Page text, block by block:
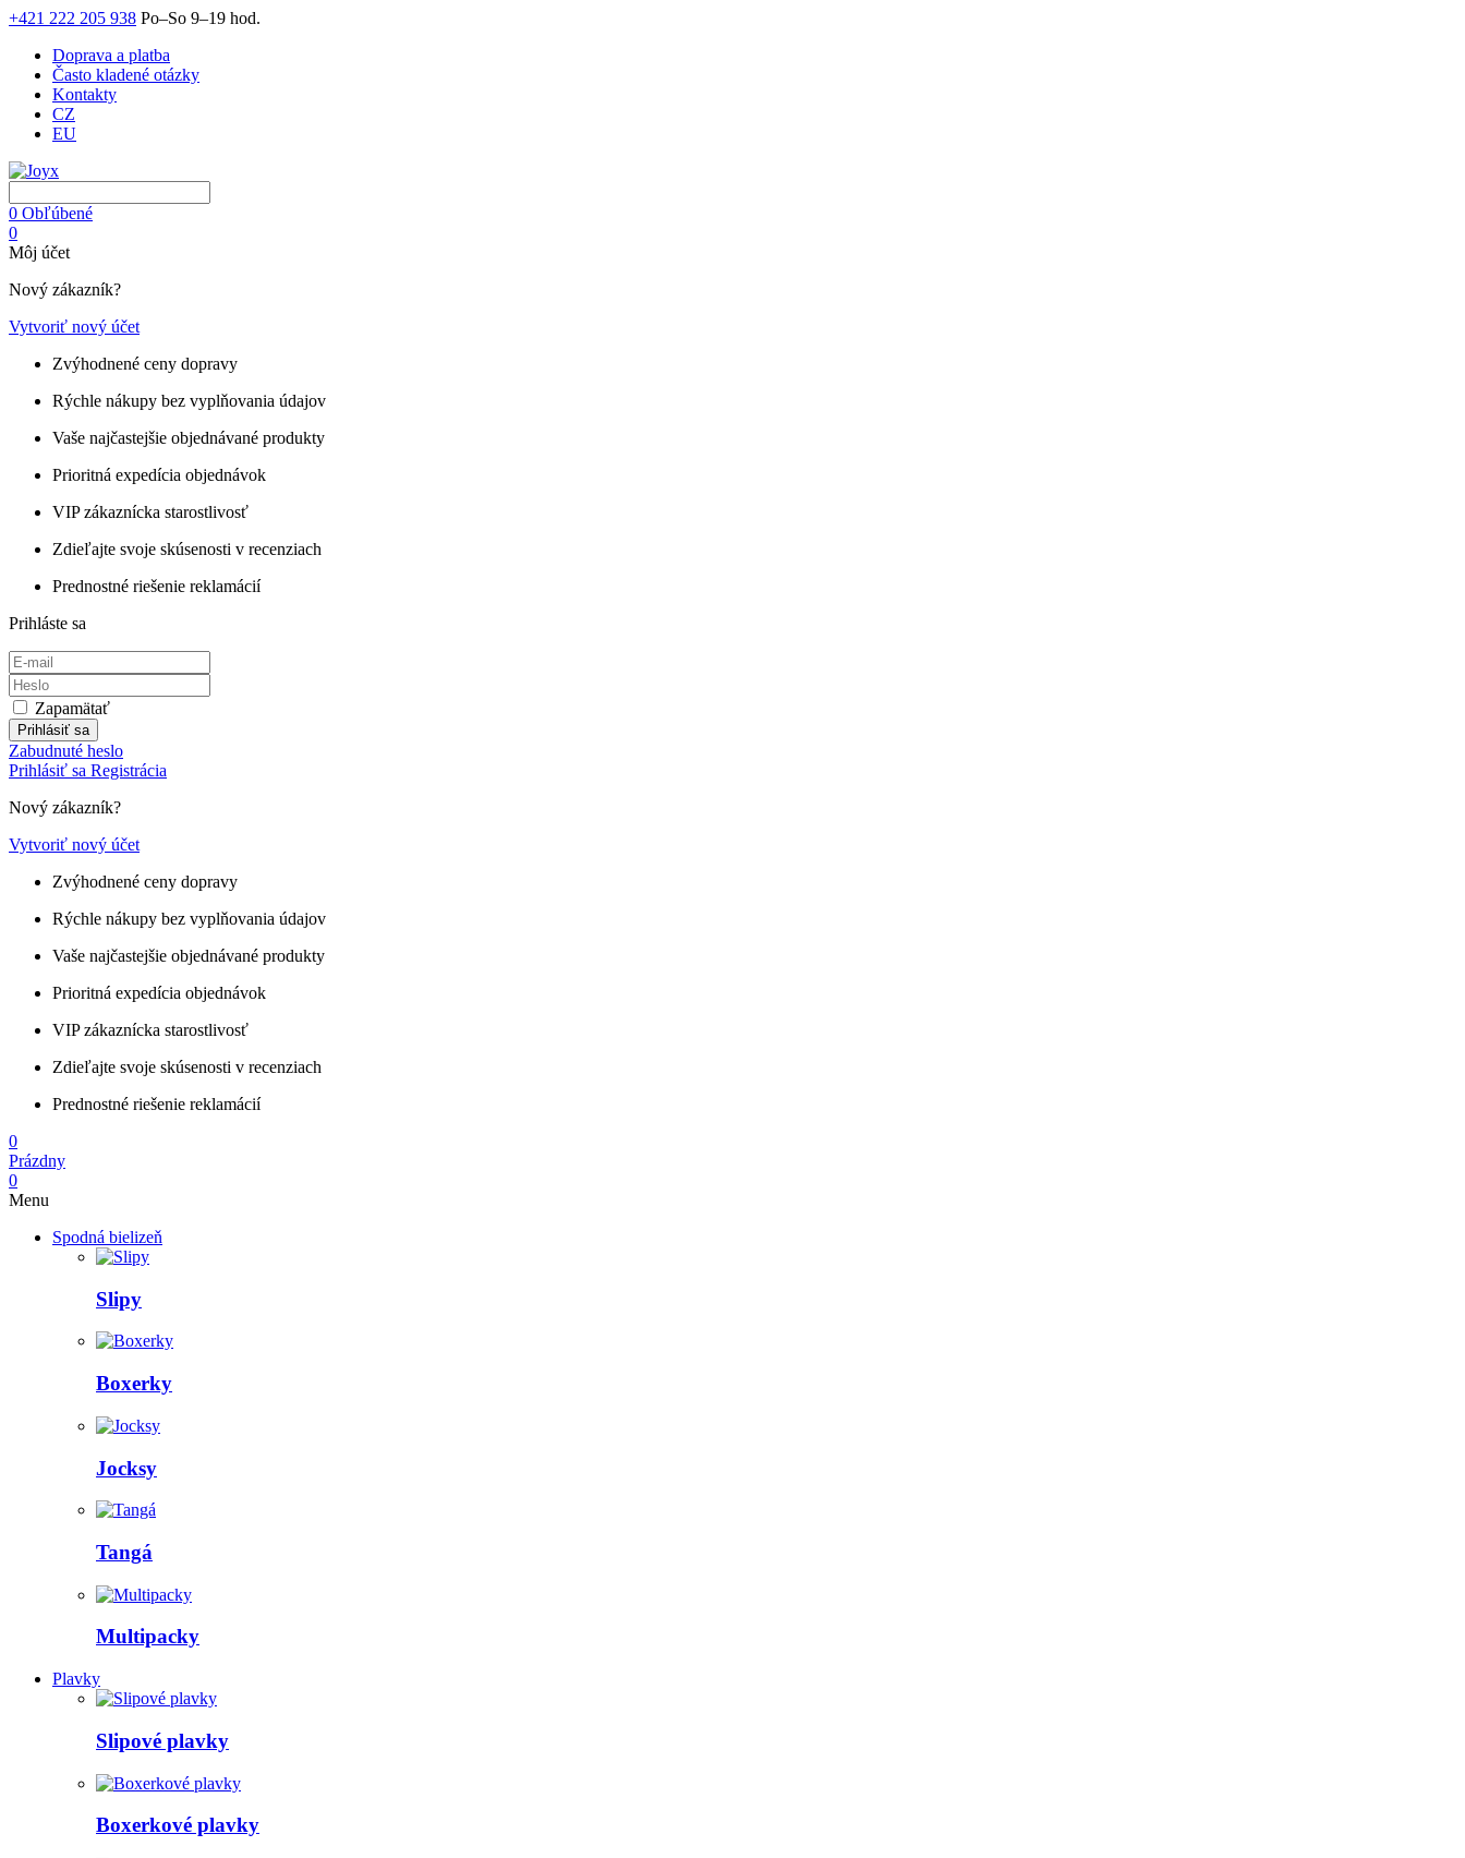
+421 222 205 938 Po–So 9–19 hod.
Doprava a platba
Často kladené otázky
Kontakty
CZ
EU
0 Obľúbené
0
Môj účet
Nový zákazník?
Vytvoriť nový účet
Zvýhodnené ceny dopravy
Rýchle nákupy bez vyplňovania údajov
Vaše najčastejšie objednávané produkty
Prioritná expedícia objednávok
VIP zákaznícka starostlivosť
Zdieľajte svoje skúsenosti v recenziach
Prednostné riešenie reklamácií
Prihláste sa
Zapamätať
Prihlásiť sa
Zabudnuté heslo
Prihlásiť sa Registrácia
Nový zákazník?
Vytvoriť nový účet
Zvýhodnené ceny dopravy
Rýchle nákupy bez vyplňovania údajov
Vaše najčastejšie objednávané produkty
Prioritná expedícia objednávok
VIP zákaznícka starostlivosť
Zdieľajte svoje skúsenosti v recenziach
Prednostné riešenie reklamácií
0
Prázdny
0
Menu
Spodná bielizeň
Slipy
Boxerky
Jocksy
Tangá
Multipacky
Plavky
Slipové plavky
Boxerkové plavky